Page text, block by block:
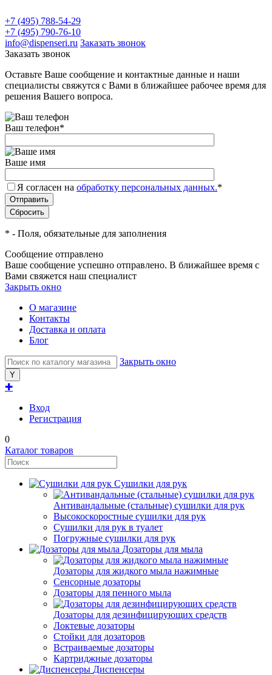
+7 (495) 788-54-29
+7 (495) 790-76-10
info@dispenseri.ru Заказать звонок
Заказать звонок
Оставьте Ваше сообщение и контактные данные и наши
специалисты свяжутся с Вами в ближайшее рабочее время для
решения Вашего вопроса.
Ваш телефон*
Ваше имя
Я согласен на обработку персональных данных.*
* - Поля, обязательные для заполнения
Сообщение отправлено
Ваше сообщение успешно отправлено. В ближайшее время с
Вами свяжется наш специалист
Закрыть окно
О магазине
Контакты
Доставка и оплата
Блог
Закрыть окно
✚
Вход
Регистрация
0
Каталог товаров
Сушилки для рук
Антивандальные (стальные) сушилки для рук
Высокоскоростные сушилки для рук
Сушилки для рук в туалет
Погружные сушилки для рук
Дозаторы для мыла
Дозаторы для жидкого мыла нажимные
Сенсорные дозаторы
Дозаторы для пенного мыла
Дозаторы для дезинфицирующих средств
Локтевые дозаторы
Стойки для дозаторов
Встраиваемые дозаторы
Картриджные дозаторы
Диспенсеры